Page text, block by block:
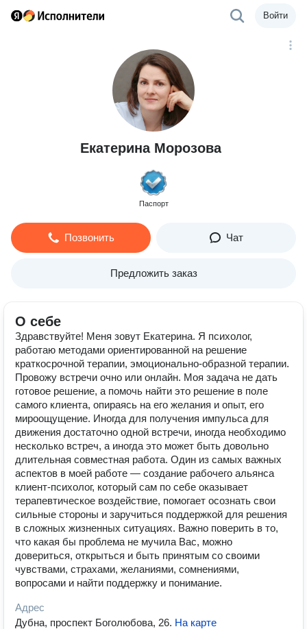
Войти
Екатерина Морозова
Паспорт
Позвонить Чат
Предложить заказ
О себе
Здравствуйте! Меня зовут Екатерина. Я психолог,
работаю методами ориентированной на решение
краткосрочной терапии, эмоционально-образной терапии.
Провожу встречи очно или онлайн. Моя задача не дать
готовое решение, а помочь найти это решение в поле
самого клиента, опираясь на его желания и опыт, его
мироощущение. Иногда для получения импульса для
движения достаточно одной встречи, иногда необходимо
несколько встреч, а иногда это может быть довольно
длительная совместная работа. Один из самых важных
аспектов в моей работе — создание рабочего альянса
клиент-психолог, который сам по себе оказывает
терапевтическое воздействие, помогает осознать свои
сильные стороны и заручиться поддержкой для решения
в сложных жизненных ситуациях. Важно поверить в то,
что какая бы проблема не мучила Вас, можно
довериться, открыться и быть принятым со своими
чувствами, страхами, желаниями, сомнениями,
вопросами и найти поддержку и понимание.
Адрес
Дубна, проспект Боголюбова, 26. На карте